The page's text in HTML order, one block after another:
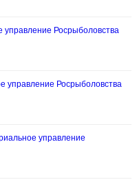
управление Росрыболовства
управление Росрыболовства
управление